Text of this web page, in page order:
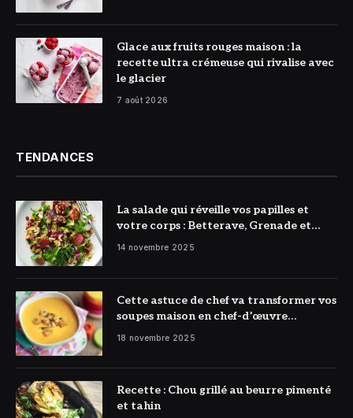
© DR
Glace aux fruits rouges maison : la
recette ultra crémeuse qui rivalise avec
le glacier
7 août 2026
TENDANCES
La salade qui réveille vos papilles et
votre corps : Betterave, Grenade et
Citron à l’honneur
14 novembre 2025
Cette astuce de chef va transformer vos
soupes maison en chef-d’œuvre
réconfortant
18 novembre 2025
Recette : Chou grillé au beurre pimenté
et tahin